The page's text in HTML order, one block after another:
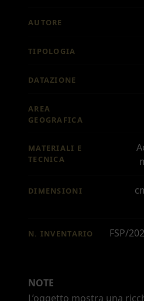
AUTORE
TIPOLOGIA
DATAZIONE
AREA
GEOGRAFICA
MATERIALI E
TECNICA
DIMENSIONI
N. INVENTARIO FSP/
NOTE
L’oggetto mostra una